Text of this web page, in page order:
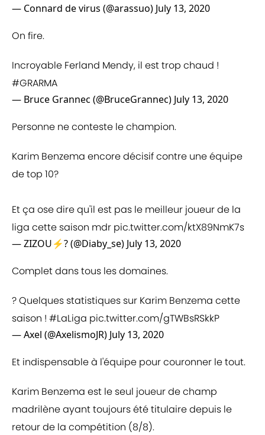
— Connard de virus (@arassuo) July 13, 2020
On fire.
Incroyable Ferland Mendy, il est trop chaud !
#GRARMA
— Bruce Grannec (@BruceGrannec) July 13, 2020
Personne ne conteste le champion.
Karim Benzema encore décisif contre une équipe
de top 10?
Et ça ose dire qu'il est pas le meilleur joueur de la
liga cette saison mdr pic.twitter.com/ktX89NmK7s
— ZIZOU⚡? (@Diaby_se) July 13, 2020
Complet dans tous les domaines.
? Quelques statistiques sur Karim Benzema cette
saison ! #LaLiga pic.twitter.com/gTWBsRSkkP
— Axel (@AxelismoJR) July 13, 2020
Et indispensable à l'équipe pour couronner le tout.
Karim Benzema est le seul joueur de champ
madrilène ayant toujours été titulaire depuis le
retour de la compétition (8/8).